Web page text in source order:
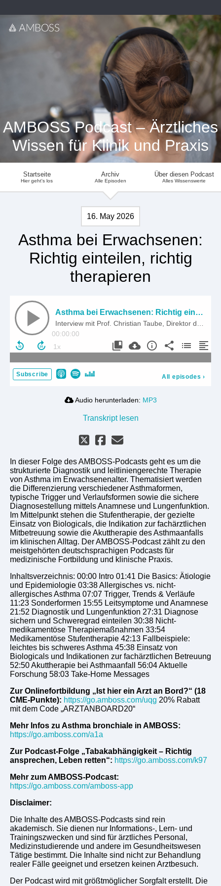
AMBOSS Podcast – Ärztliches
Wissen für Klinik und Praxis
Startseite
Hier geht's los
Archiv
Alle Episoden
Über diesen Podcast
Alles Wissenswerte
16. May 2026
Asthma bei Erwachsenen:
Richtig einteilen, richtig
therapieren
Asthma bei Erwachsenen: Richtig einteilen, richtig therapieren
00:00:00
Subscribe All episodes ›
Audio herunterladen: MP3
Transkript lesen
In dieser Folge des AMBOSS-Podcasts geht es um die
strukturierte Diagnostik und leitliniengerechte Therapie
von Asthma im Erwachsenenalter. Thematisiert werden
die Differenzierung verschiedener Asthmaformen,
typische Trigger und Verlaufsformen sowie die sichere
Diagnosestellung mittels Anamnese und Lungenfunktion.
Im Mittelpunkt stehen die Stufentherapie, der gezielte
Einsatz von Biologicals, die Indikation zur fachärztlichen
Mitbetreuung sowie die Akuttherapie des Asthmaanfalls
im klinischen Alltag. Der AMBOSS-Podcast zählt zu den
meistgehörten deutschsprachigen Podcasts für
medizinische Fortbildung und klinische Praxis.
Inhaltsverzeichnis: 00:00 Intro 01:41 Die Basics: Ätiologie
und Epidemiologie 03:38 Allergisches vs. nicht-
allergisches Asthma 07:07 Trigger, Trends & Verläufe
11:23 Sonderformen 15:55 Leitsymptome und Anamnese
21:52 Diagnostik und Lungenfunktion 27:31 Diagnose
sichern und Schweregrad einteilen 30:38 Nicht-
medikamentöse Therapiemaßnahmen 33:54
Medikamentöse Stufentherapie 42:13 Fallbeispiele:
leichtes bis schweres Asthma 45:38 Einsatz von
Biologicals und Indikationen zur fachärztlichen Betreuung
52:50 Akuttherapie bei Asthmaanfall 56:04 Aktuelle
Forschung 58:03 Take-Home Messages
Zur Onlinefortbildung „Ist hier ein Arzt an Bord?“ (18
CME-Punkte): https://go.amboss.com/uqg 20% Rabatt
mit dem Code „ARZTANBOARD20“
Mehr Infos zu Asthma bronchiale in AMBOSS:
https://go.amboss.com/a1a
Zur Podcast-Folge „Tabakabhängigkeit – Richtig
ansprechen, Leben retten“: https://go.amboss.com/k97
Mehr zum AMBOSS-Podcast:
https://go.amboss.com/amboss-app
Disclaimer:
Die Inhalte des AMBOSS-Podcasts sind rein
akademisch. Sie dienen nur Informations-, Lern- und
Trainingszwecken und sind für ärztliches Personal,
Medizinstudierende und andere im Gesundheitswesen
Tätige bestimmt. Die Inhalte sind nicht zur Behandlung
realer Fälle geeignet und ersetzen keinen Arztbesuch.
Der Podcast wird mit größtmöglicher Sorgfalt erstellt. Die